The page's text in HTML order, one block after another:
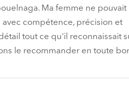
Ma femme ne pouvait
compétence, précision et
tout ce qu'il reconnaissait
le recommander en toute